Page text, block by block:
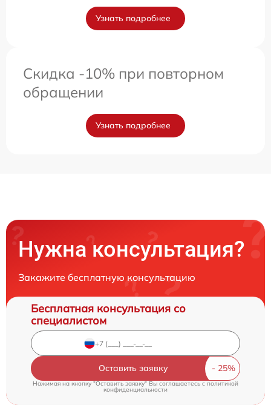
Узнать подробнее
Скидка -10% при повторном
обращении
Узнать подробнее
Нужна консультация?
Закажите бесплатную консультацию
Бесплатная консультация со
специалистом
Оставить заявку
Нажимая на кнопку "Оставить заявку" Вы соглашаетесь c политикой
конфиденциальности